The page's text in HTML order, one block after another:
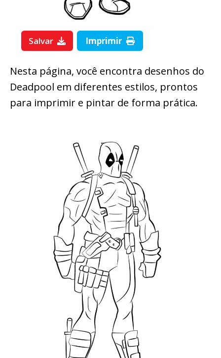
Salvar Imprimir
Nesta página, você encontra desenhos do
Deadpool em diferentes estilos, prontos
para imprimir e pintar de forma prática.